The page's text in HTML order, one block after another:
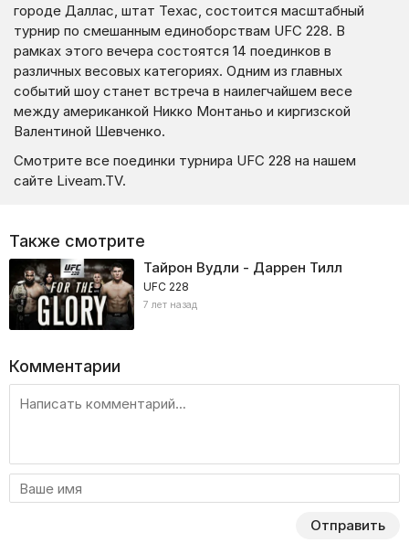
городе Даллас, штат Техас, состоится масштабный
турнир по смешанным единоборствам UFC 228. В
рамках этого вечера состоятся 14 поединков в
различных весовых категориях. Одним из главных
событий шоу станет встреча в наилегчайшем весе
между американкой Никко Монтаньо и киргизской
Валентиной Шевченко.
Смотрите все поединки турнира UFC 228 на нашем
сайте Liveam.TV.
Также смотрите
Тайрон Вудли - Даррен Тилл
UFC 228
7 лет назад
Комментарии
Отправить